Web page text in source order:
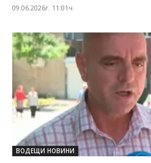
09.06.2026г. 11:01ч.
ВОДЕЩИ НОВИНИ